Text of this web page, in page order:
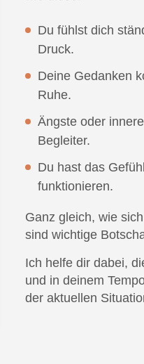
Du fühlst dich
Druck.
Deine Gedanken
Ruhe.
Ängste oder
Begleiter.
Du hast das
funktionieren.
Ganz gleich, wie
sind wichtige
Ich helfe dir dabei,
und in deinem
der aktuellen